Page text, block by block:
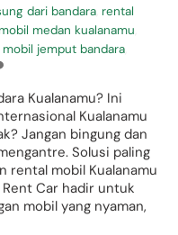
dari bandara rental
medan kualanamu
mobil jemput bandara
Kualanamu? Ini
Kualanamu
Jangan bingung dan
Solusi paling
rental mobil Kualanamu
Car hadir untuk
mobil yang nyaman,